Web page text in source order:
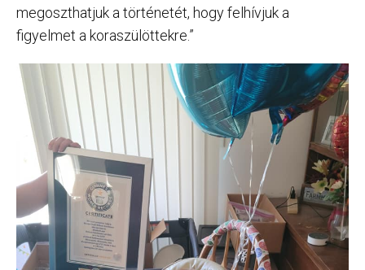
megoszthatjuk a történetét, hogy felhívjuk a
figyelmet a koraszülöttekre.”